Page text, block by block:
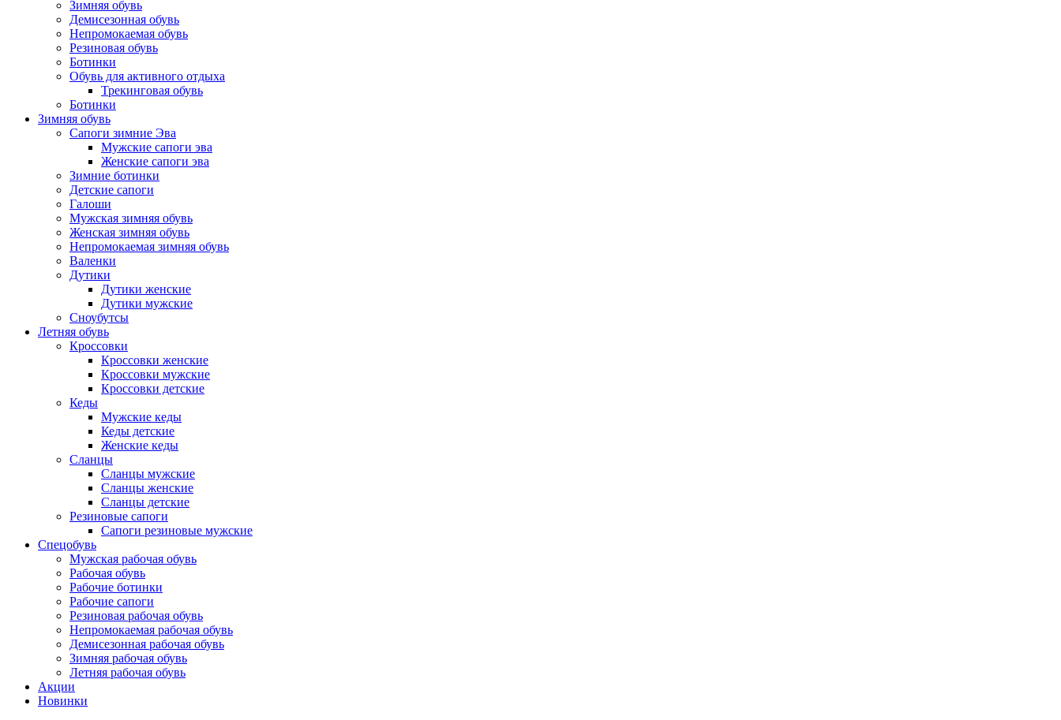
Зимняя обувь
Демисезонная обувь
Непромокаемая обувь
Резиновая обувь
Ботинки
Обувь для активного отдыха
Трекинговая обувь
Ботинки
Зимняя обувь
Сапоги зимние Эва
Мужские сапоги эва
Женские сапоги эва
Зимние ботинки
Детские сапоги
Галоши
Мужская зимняя обувь
Женская зимняя обувь
Непромокаемая зимняя обувь
Валенки
Дутики
Дутики женские
Дутики мужские
Сноубутсы
Летняя обувь
Кроссовки
Кроссовки женские
Кроссовки мужские
Кроссовки детские
Кеды
Мужские кеды
Кеды детские
Женские кеды
Сланцы
Сланцы мужские
Сланцы женские
Сланцы детские
Резиновые сапоги
Сапоги резиновые мужские
Спецобувь
Мужская рабочая обувь
Рабочая обувь
Рабочие ботинки
Рабочие сапоги
Резиновая рабочая обувь
Непромокаемая рабочая обувь
Демисезонная рабочая обувь
Зимняя рабочая обувь
Летняя рабочая обувь
Акции
Новинки